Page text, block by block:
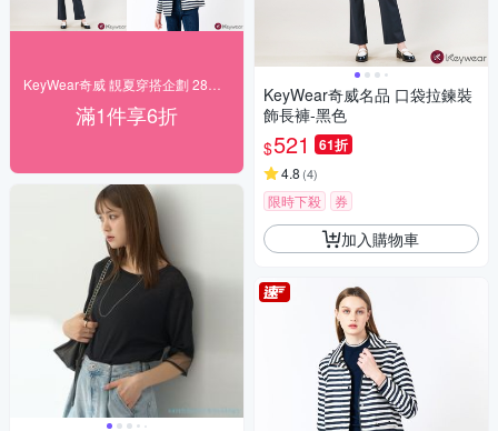
滿1件享6折
KeyWear奇威名品 口袋拉鍊裝
飾長褲-黑色
$521 61折
4.8 (4)
限時下殺 券
加入購物車